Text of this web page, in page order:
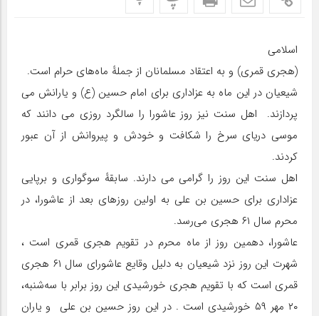
اسلامی
(هجری قمری) و به اعتقاد مسلمانان از جملهٔ ماه‌های حرام است.
شیعیان در این ماه به عزاداری برای امام حسین (ع) و یارانش می
پردازند. اهل سنت نیز روز عاشورا را سالگرد روزی می دانند که
موسی دریای سرخ را شکافت و خودش و پیروانش از آن عبور
کردند.
اهل سنت این روز را گرامی می دارند. سابقهٔ سوگواری و برپایی
عزاداری برای حسین بن علی به اولین روزهای بعد از عاشورا، در
محرم سال ۶۱ هجری می‌رسد.
عاشورا، دهمین روز از ماه محرم در تقویم هجری قمری است ،
شهرت این روز نزد شیعیان به دلیل وقایع عاشورای سال ۶۱ هجری
قمری است که با تقویم هجری خورشیدی این روز برابر با سه‌شنبه،
۲۰ مهر ۵۹ خورشیدی است . در این روز حسین بن علی و یاران